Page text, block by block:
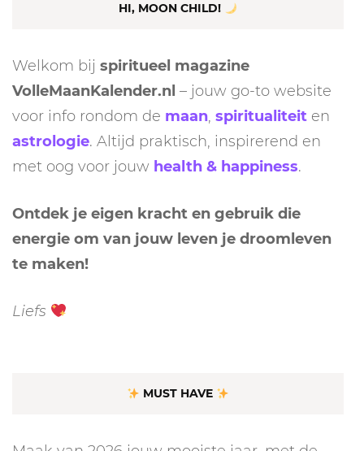
HI, MOON CHILD!
Welkom bij spiritueel magazine
VolleMaanKalender.nl – jouw go-to website
voor info rondom de maan, spiritualiteit en
astrologie. Altijd praktisch, inspirerend en
met oog voor jouw health & happiness.
Ontdek je eigen kracht en gebruik die
energie om van jouw leven je droomleven
te maken!
Liefs
MUST HAVE